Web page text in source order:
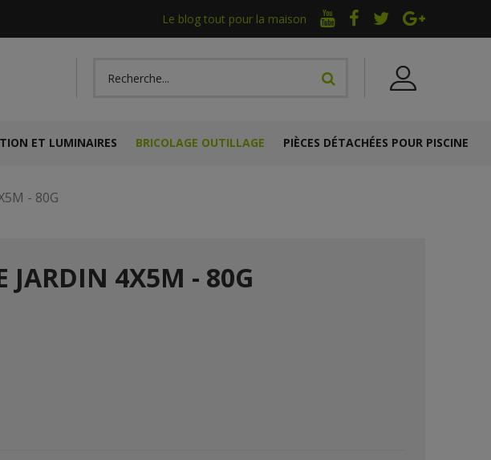
Le blog tout pour la maison
ET LUMINAIRES BRICOLAGE OUTILLAGE PIÈCES DÉTACHÉES POUR PISCINE
- 80G
JARDIN 4X5M - 80G